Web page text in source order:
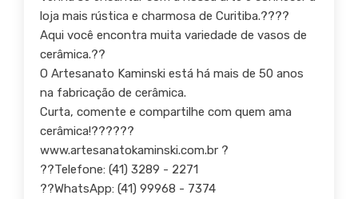
loja mais rústica e charmosa de Curitiba.????
Aqui você encontra muita variedade de vasos de
cerâmica.??
O Artesanato Kaminski está há mais de 50 anos
na fabricação de cerâmica.
Curta, comente e compartilhe com quem ama
cerâmica!??????
www.artesanatokaminski.com.br ?
??Telefone: (41) 3289 - 2271
??WhatsApp: (41) 99968 - 7374